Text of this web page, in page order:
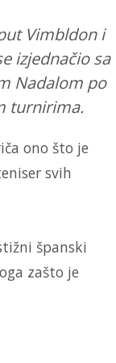
Vimbldon i
izjednačio sa
Nadalom po
turnirima.
ono što je
svih
španski
zašto je